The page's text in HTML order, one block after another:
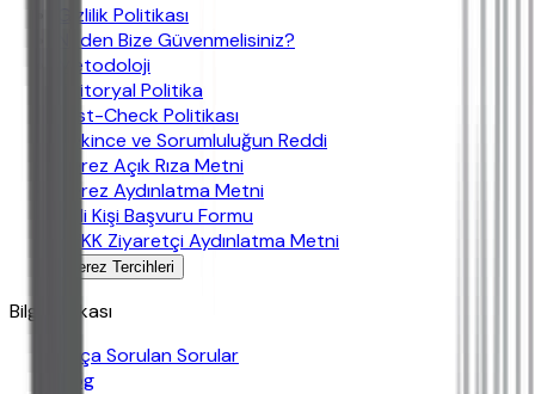
Gizlilik Politikası
Neden Bize Güvenmelisiniz?
Metodoloji
Editoryal Politika
Fast-Check Politikası
Çekince ve Sorumluluğun Reddi
Çerez Açık Rıza Metni
Çerez Aydınlatma Metni
İlgili Kişi Başvuru Formu
KVKK Ziyaretçi Aydınlatma Metni
Çerez Tercihleri
Bilgi Bankası
Sıkça Sorulan Sorular
Blog